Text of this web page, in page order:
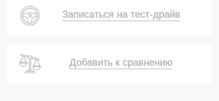
Добавить к сравнению
Записаться на тест-драйв